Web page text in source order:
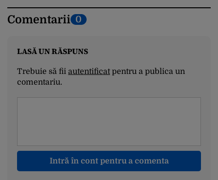
Comentarii 0
LASĂ UN RĂSPUNS
Trebuie să fii autentificatpentru a publica un
comentariu.
Intră în cont pentru a comenta